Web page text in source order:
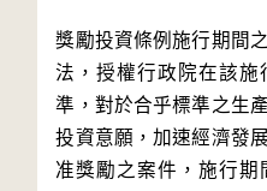
獎勵投資條例施行期間
法，授權行政院在該施
準，對於合乎標準之生
投資意願，加速經濟發
准獎勵之案件，施行期